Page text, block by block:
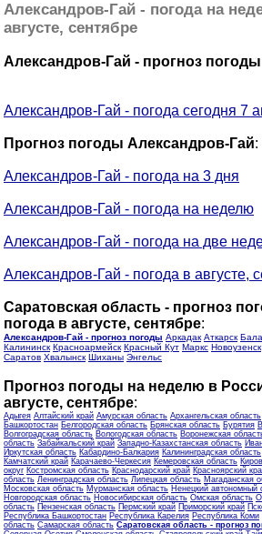
Александров-Гай - погода на
августе, сентябре
Александров-Гай - прогноз погоды
Александров-Гай - погода сегодня 7
Прогноз погоды Александров-Гай:
Александров-Гай - погода на 3 дня
Александров-Гай - погода на неделю
Александров-Гай - погода на две
Александров-Гай - погода в августе,
Саратовская область - прогноз
погода в августе, сентябре:
Александров-Гай - прогноз погоды Аркадак Аткарск
Калининск Красноармейск Красный Кут Маркс Новоузенск
Саратов Хвалынск Шиханы Энгельс
Прогноз погоды на неделю в
августе, сентябре:
Адыгея Алтайский край Амурская область Архангельская область
Башкортостан Белгородская область Брянская область Бурятия
Волгоградская область Вологодская область Воронежская
область Забайкальский край Западно-Казахстанская область
Иркутская область Кабардино-Балкария Калининградская область
Камчатский край Карачаево-Черкесия Кемеровская область
округ Костромская область Краснодарский край Красноярский
область Ленинградская область Липецкая область Магаданская
Московская область Мурманская область Ненецкий автономный
Новгородская область Новосибирская область Омская область
область Пензенская область Пермский край Приморский край
Республика Башкортостан Республика Карелия Республика Коми
область Самарская область Саратовская область - прогноз